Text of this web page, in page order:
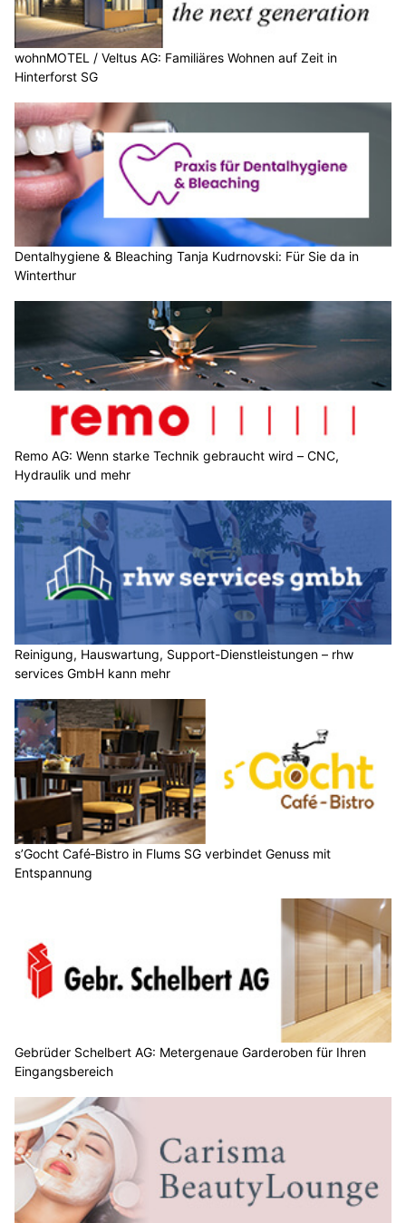
wohnMOTEL / Veltus AG: Familiäres Wohnen auf Zeit in
Hinterforst SG
Dentalhygiene & Bleaching Tanja Kudrnovski: Für Sie da in
Winterthur
Remo AG: Wenn starke Technik gebraucht wird – CNC,
Hydraulik und mehr
Reinigung, Hauswartung, Support-Dienstleistungen – rhw
services GmbH kann mehr
s’Gocht Café‑Bistro in Flums SG verbindet Genuss mit
Entspannung
Gebrüder Schelbert AG: Metergenaue Garderoben für Ihren
Eingangsbereich